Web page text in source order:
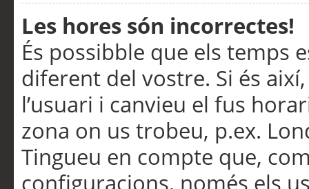
Les hores són incorrectes!
És possibble que els temps
diferent del vostre. Si és
l’usuari i canvieu el fus
zona on us trobeu, p.ex.
Tingueu en compte que,
configuracions, només els